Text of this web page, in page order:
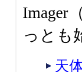
Imager
っとも
天